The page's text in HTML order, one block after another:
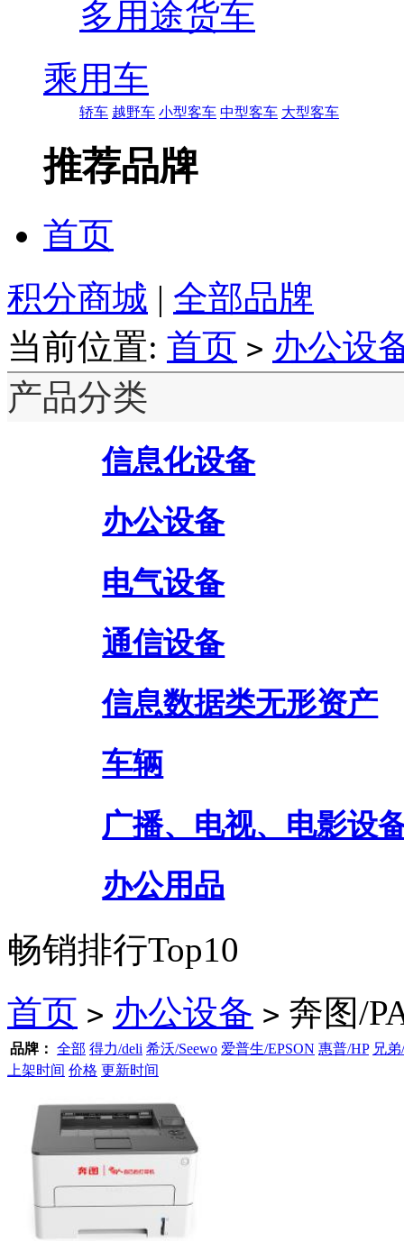
多用途货车
乘用车
轿车 越野车 小型客车 中型客车 大型客车
推荐品牌
首页
积分商城 | 全部品牌
当前位置: 首页 > 办公设
产品分类
信息化设备
办公设备
电气设备
通信设备
信息数据类无形资产
车辆
广播、电视、电影设
办公用品
畅销排行Top10
首页 > 办公设备 > 奔图/
品牌： 全部 得力/deli 希沃/Seewo 爱普生/EPSON 惠普/HP 兄
上架时间 价格 更新时间